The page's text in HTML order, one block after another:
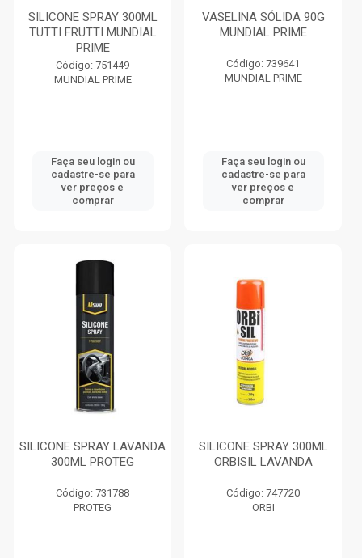
SILICONE SPRAY 300ML
TUTTI FRUTTI MUNDIAL
PRIME
Código: 751449
MUNDIAL PRIME
Faça seu login ou
cadastre-se para
ver preços e
comprar
VASELINA SÓLIDA 90G
MUNDIAL PRIME
Código: 739641
MUNDIAL PRIME
Faça seu login ou
cadastre-se para
ver preços e
comprar
SILICONE SPRAY LAVANDA
300ML PROTEG
Código: 731788
PROTEG
SILICONE SPRAY 300ML
ORBISIL LAVANDA
Código: 747720
ORBI